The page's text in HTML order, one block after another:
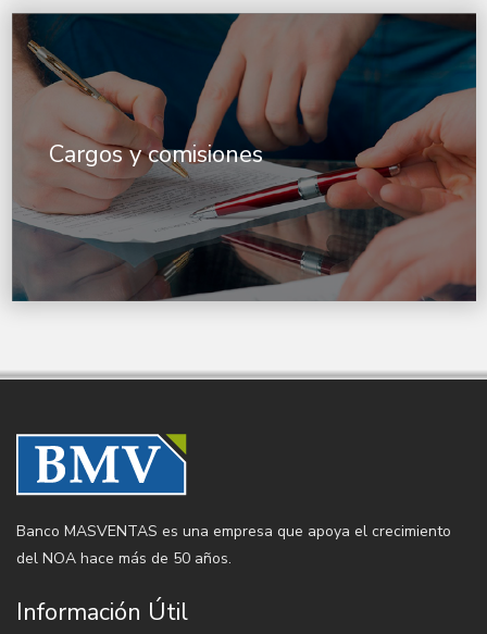
Cargos y comisiones
Banco MASVENTAS es una empresa que apoya el crecimiento
del NOA hace más de 50 años.
Información Útil